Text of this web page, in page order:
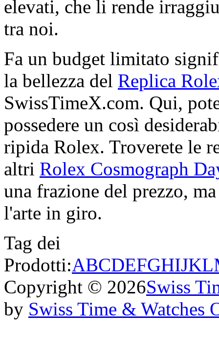
elevati, che li rende
tra noi.
Fa un budget limitato
la bellezza del Replica
SwissTimeX.com. Qui,
possedere un così
ripida Rolex. Troverete le
altri Rolex Cosmograph
una frazione del prezzo,
l'arte in giro.
Tag dei
Prodotti:ABCDEFGHIJKL
Copyright © 2026Swiss
by Swiss Time & Watches